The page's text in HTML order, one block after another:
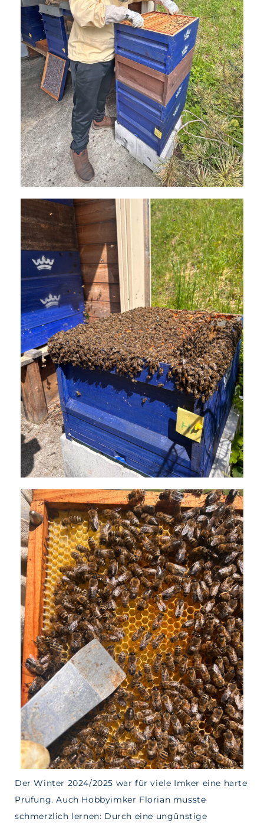
Der Winter 2024/2025 war für viele Imker eine harte
Prüfung. Auch Hobbyimker Florian musste
schmerzlich lernen: Durch eine ungünstige